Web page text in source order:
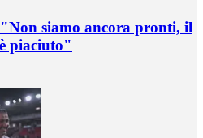
siamo ancora pronti, il
piaciuto"